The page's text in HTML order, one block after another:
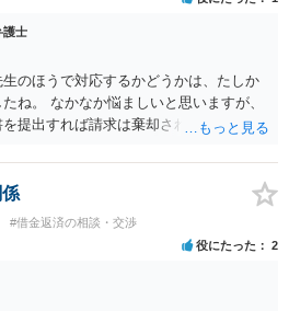
護士
のほうで対応するかどうかは、たしか
ね。 なかなか悩ましいと思いますが、
提出すれば請求は棄却されると思いま
#借金返済の相談・交渉
役にたった 2